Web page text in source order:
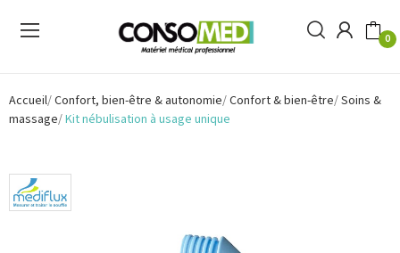
0
Accueil Confort, bien-être & autonomie Confort & bien-être Soins &
massage Kit nébulisation à usage unique